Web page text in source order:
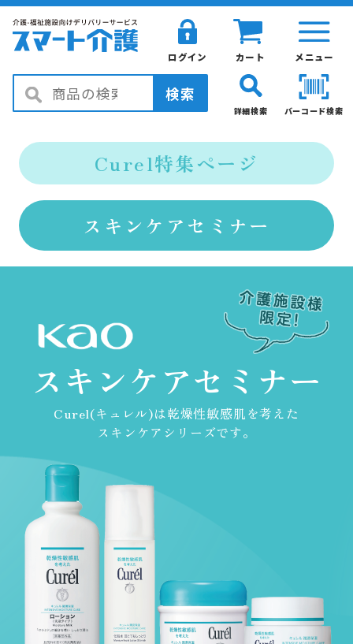
メニュー
カート
ログイン
検索
バーコード検索
詳細検索
Curel特集ページ
スキンケアセミナー
スキンケアセミナー
Curel(キュレル)は乾燥性敏感肌を考えた
スキンケアシリーズです。